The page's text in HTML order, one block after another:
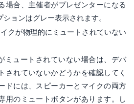
場合、主催者がプレゼンターになる
ョンはグレー表示されます。
クが物理的にミュ​​ートされていない
ミュートされていない場合は、デバ
されていないかどうかを確認してく
ドには、スピーカーとマイクの両方
用のミュートボタンがあります。し